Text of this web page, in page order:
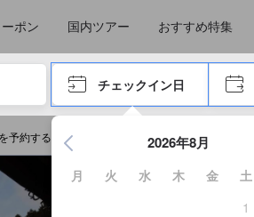
ポン 国内ツアー おすすめ特集
やタブキーで進み、エンターキーを押して内
チェックイン日
エンターキーを押して日付選択画
2026年8月
月 火 水 木 金 土
1
予約する